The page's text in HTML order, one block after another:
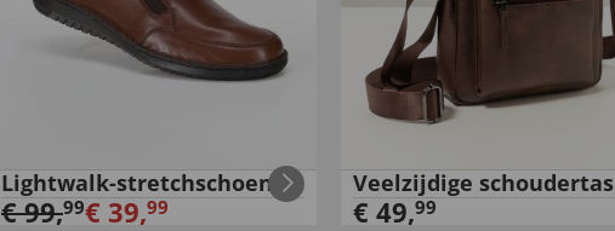
Lightwalk-stretchschoenen
€99,99€ 39,99
Veelzijdige schoudertas
€ 49,99